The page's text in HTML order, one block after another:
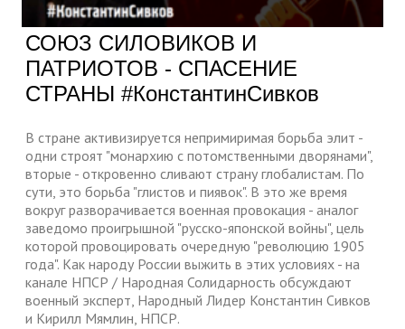
СОЮЗ СИЛОВИКОВ И
ПАТРИОТОВ - СПАСЕНИЕ
СТРАНЫ #КонстантинСивков
В стране активизируется непримиримая борьба элит -
одни строят "монархию с потомственными дворянами",
вторые - откровенно сливают страну глобалистам. По
сути, это борьба "глистов и пиявок". В это же время
вокруг разворачивается военная провокация - аналог
заведомо проигрышной "русско-японской войны", цель
которой провоцировать очередную "революцию 1905
года". Как народу России выжить в этих условиях - на
канале НПСР / Народная Солидарность обсуждают
военный эксперт, Народный Лидер Константин Сивков
и Кирилл Мямлин, НПСР.